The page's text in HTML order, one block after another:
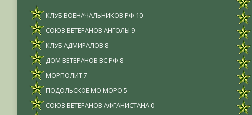
КЛУБ ВОЕНАЧАЛЬНИКОВ РФ 10
СОЮЗ ВЕТЕРАНОВ АНГОЛЫ 9
КЛУБ АДМИРАЛОВ 8
ДОМ ВЕТЕРАНОВ ВС РФ 8
МОРПОЛИТ7
ПОДОЛЬСКОЕ МО МОРО 5
СОЮЗ ВЕТЕРАНОВ АФГАНИСТАНА0